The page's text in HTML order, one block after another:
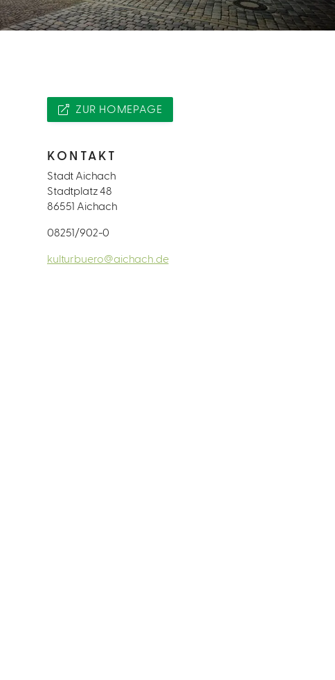
ZUR HOMEPAGE
KONTAKT
Stadt Aichach
Stadtplatz 48
86551 Aichach
08251/902-0
kulturbuero@aichach.de